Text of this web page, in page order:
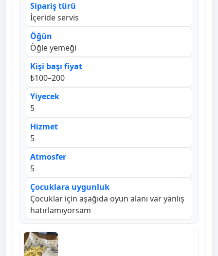
Sipariş türü
İçeride servis
Öğün
Öğle yemeği
Kişi başı fiyat
₺100–200
Yiyecek
5
Hizmet
5
Atmosfer
5
Çocuklara uygunluk
Çocuklar için aşağıda oyun alanı var yanlış
hatırlamıyorsam